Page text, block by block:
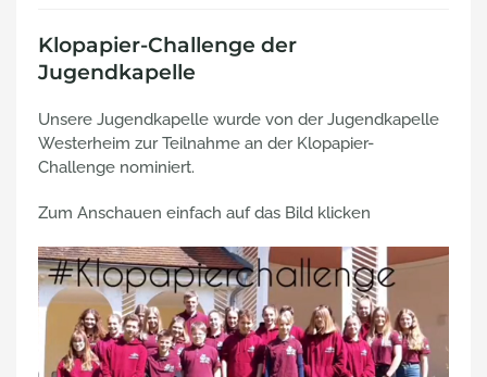
Klopapier-Challenge der
Jugendkapelle
Unsere Jugendkapelle wurde von der Jugendkapelle
Westerheim zur Teilnahme an der Klopapier-
Challenge nominiert.
Zum Anschauen einfach auf das Bild klicken